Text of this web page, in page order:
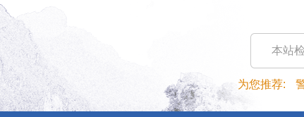
本站
为您推荐: